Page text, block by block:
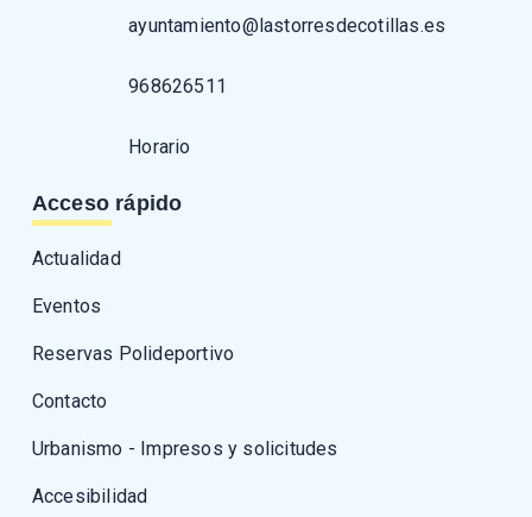
ayuntamiento@lastorresdecotillas.es
968626511
Horario
Acceso rápido
Actualidad
Eventos
Reservas Polideportivo
Contacto
Urbanismo - Impresos y solicitudes
Accesibilidad